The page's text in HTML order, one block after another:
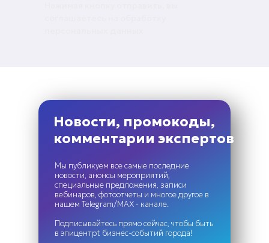
Новости, промокоды,
комментарии экспертов
Мы публикуем все самые последние
новости, анонсы мероприятий,
специальные предложения, записи
вебинаров, фотоотчеты и многое другое в
нашем Telegram/MAX - канале.
Подписывайтесь прямо сейчас, чтобы быть
в эпицентрt бизнес-событий города!